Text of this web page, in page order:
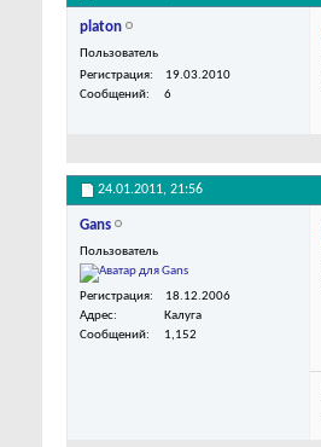
platon
Пользователь
Регистрация
19.03.2010
Сообщений
6
24.01.2011, 21:56
Gans
Пользователь
Регистрация
18.12.2006
Адрес
Калуга
Сообщений
1,152